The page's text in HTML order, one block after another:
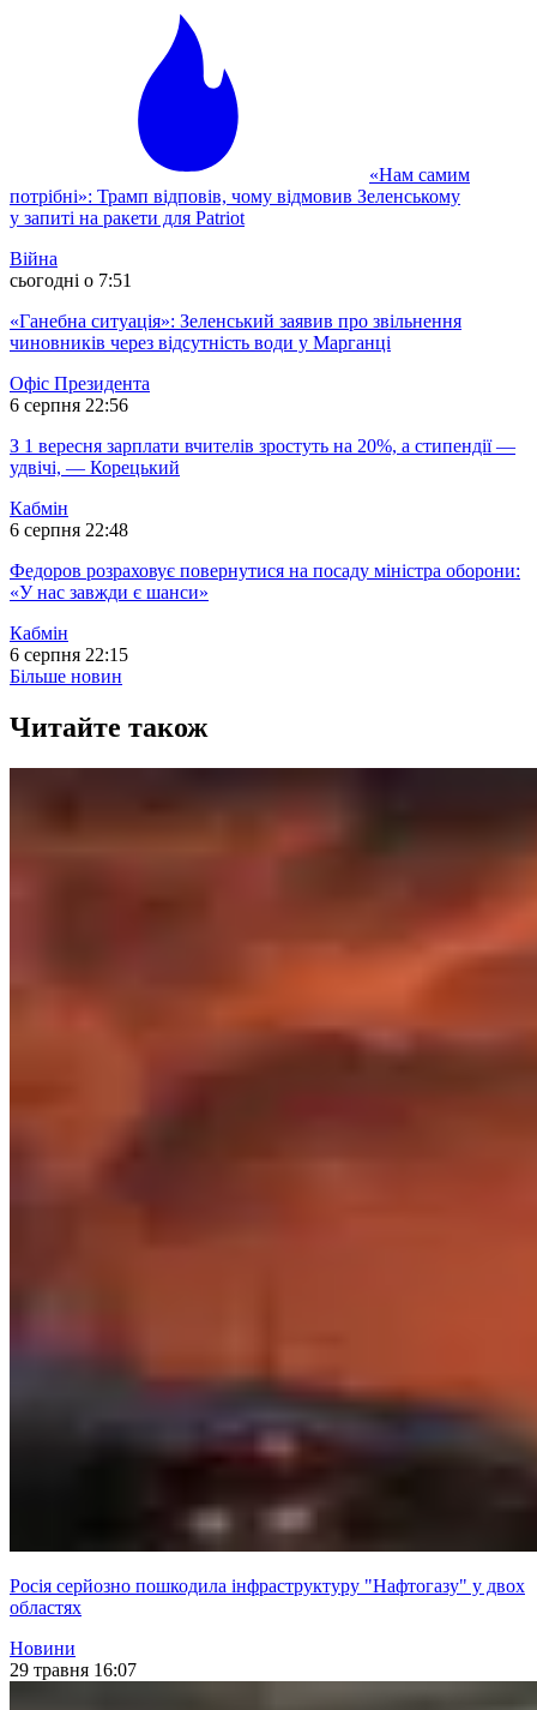
«Нам самим
потрібні»: Трамп відповів, чому відмовив Зеленському
у запиті на ракети для Patriot
Війна
сьогодні о 7:51
«Ганебна ситуація»: Зеленський заявив про звільнення
чиновників через відсутність води у Марганці
Офіс Президента
6 серпня 22:56
З 1 вересня зарплати вчителів зростуть на 20%, а стипендії —
удвічі, — Корецький
Кабмін
6 серпня 22:48
Федоров розраховує повернутися на посаду міністра оборони:
«У нас завжди є шанси»
Кабмін
6 серпня 22:15
Більше новин
Читайте також
Росія серйозно пошкодила інфраструктуру "Нафтогазу" у двох
областях
Новини
29 травня 16:07